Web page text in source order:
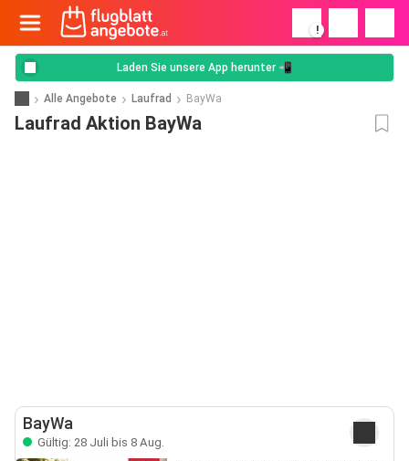
!
Laden Sie unsere App herunter 📲
Alle Angebote Laufrad BayWa
Laufrad Aktion BayWa
BayWa
Gültig: 28 Juli bis 8 Aug.